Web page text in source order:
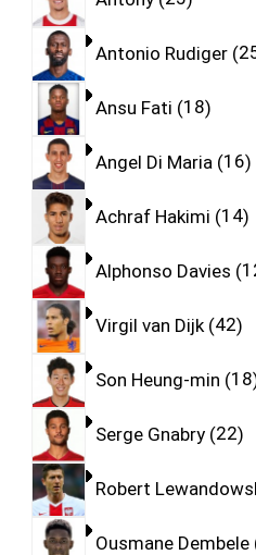
Antonio Rudiger
Ansu Fati 18
Angel Di Maria 16
Achraf Hakimi 14
Alphonso Davies
Virgil van Dijk 42
Son Heung-min 18
Serge Gnabry 22
Robert
Ousmane Dembele